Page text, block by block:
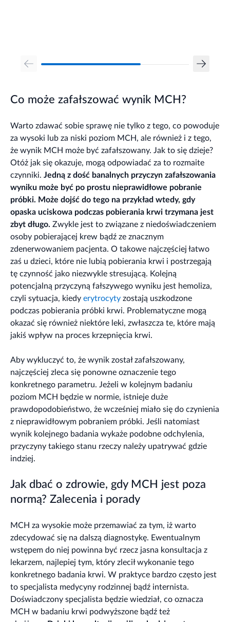
Co może zafałszować wynik MCH?
Warto zdawać sobie sprawę nie tylko z tego, co powoduje
za wysoki lub za niski poziom MCH, ale również i z tego,
że wynik MCH może być zafałszowany. Jak to się dzieje?
Otóż jak się okazuje, mogą odpowiadać za to rozmaite
czynniki. Jedną z dość banalnych przyczyn zafałszowania
wyniku może być po prostu nieprawidłowe pobranie
próbki. Może dojść do tego na przykład wtedy, gdy
opaska uciskowa podczas pobierania krwi trzymana jest
zbyt długo. Zwykle jest to związane z niedoświadczeniem
osoby pobierającej krew bądź ze znacznym
zdenerwowaniem pacjenta. O takowe najczęściej łatwo
zaś u dzieci, które nie lubią pobierania krwi i postrzegają
tę czynność jako niezwykle stresującą. Kolejną
potencjalną przyczyną fałszywego wyniku jest hemoliza,
czyli sytuacja, kiedy erytrocyty zostają uszkodzone
podczas pobierania próbki krwi. Problematyczne mogą
okazać się również niektóre leki, zwłaszcza te, które mają
jakiś wpływ na proces krzepnięcia krwi.
Aby wykluczyć to, że wynik został zafałszowany,
najczęściej zleca się ponowne oznaczenie tego
konkretnego parametru. Jeżeli w kolejnym badaniu
poziom MCH będzie w normie, istnieje duże
prawdopodobieństwo, że wcześniej miało się do czynienia
z nieprawidłowym pobraniem próbki. Jeśli natomiast
wynik kolejnego badania wykaże podobne odchylenia,
przyczyny takiego stanu rzeczy należy upatrywać gdzie
indziej.
Jak dbać o zdrowie, gdy MCH jest poza
normą? Zalecenia i porady
MCH za wysokie może przemawiać za tym, iż warto
zdecydować się na dalszą diagnostykę. Ewentualnym
wstępem do niej powinna być rzecz jasna konsultacja z
lekarzem, najlepiej tym, który zlecił wykonanie tego
konkretnego badania krwi. W praktyce bardzo często jest
to specjalista medycyny rodzinnej bądź internista.
Doświadczony specjalista będzie wiedział, co oznacza
MCH w badaniu krwi podwyższone bądź też